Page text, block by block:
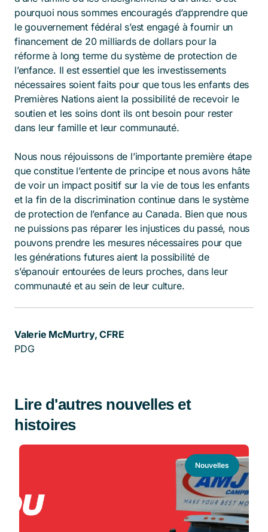
pourquoi nous sommes encouragés d’apprendre que
le gouvernement fédéral s’est engagé à fournir un
financement de 20 milliards de dollars pour la
réforme à long terme du système de protection de
l’enfance. Il est essentiel que les investissements
nécessaires soient faits pour que tous les enfants des
Premières Nations aient la possibilité de recevoir le
soutien et les soins dont ils ont besoin pour rester
dans leur famille et leur communauté.
Nous nous réjouissons de l’importante première étape
que constitue l’entente de principe et nous avons hâte
de voir un impact positif sur la vie de tous les enfants
et la fin de la discrimination continue dans le système
de protection de l’enfance au Canada. Bien que nous
ne puissions pas réparer les injustices du passé, nous
pouvons prendre les mesures nécessaires pour que
les générations futures aient la possibilité de
s’épanouir entourées de leurs proches, dans leur
communauté et au sein de leur culture.
Valerie McMurtry, CFRE
PDG
Lire d'autres nouvelles et
histoires
Nouvelles